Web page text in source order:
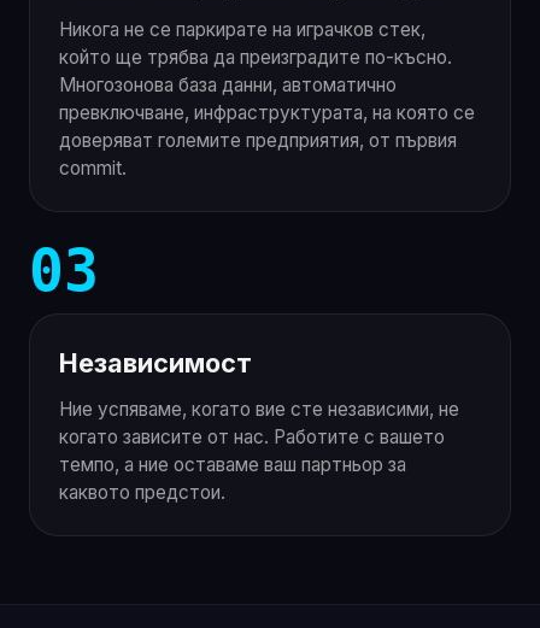
Никога не се паркирате на играчков стек,
който ще трябва да преизградите по-късно.
Многозонова база данни, автоматично
превключване, инфраструктурата, на която се
доверяват големите предприятия, от първия
commit.
03
Независимост
Ние успяваме, когато вие сте независими, не
когато зависите от нас. Работите с вашето
темпо, а ние оставаме ваш партньор за
каквото предстои.